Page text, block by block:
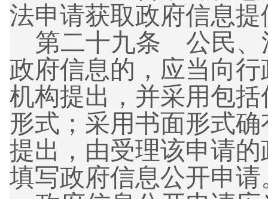
法申请获取政府信息
第二十九条 公民、
政府信息的，应当向
机构提出，并采用包
形式；采用书面形式
提出，由受理该申请
填写政府信息公开申